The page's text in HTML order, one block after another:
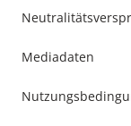
Mediadaten